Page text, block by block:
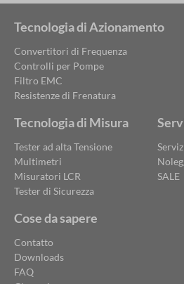
Tecnologia di Azionamento
Convertitori di Frequenza
Controlli per Pompe
Filtro EMC
Resistenze di Frenatura
Tecnologia di Misura
Tester ad alta Tensione
Multimetri
Misuratori LCR
Tester di Sicurezza
SALE
Cose da sapere
Contatto
Downloads
FAQ